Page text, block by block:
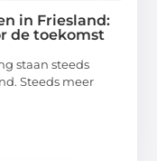
in Friesland:
de toekomst
staan steeds
Steeds meer